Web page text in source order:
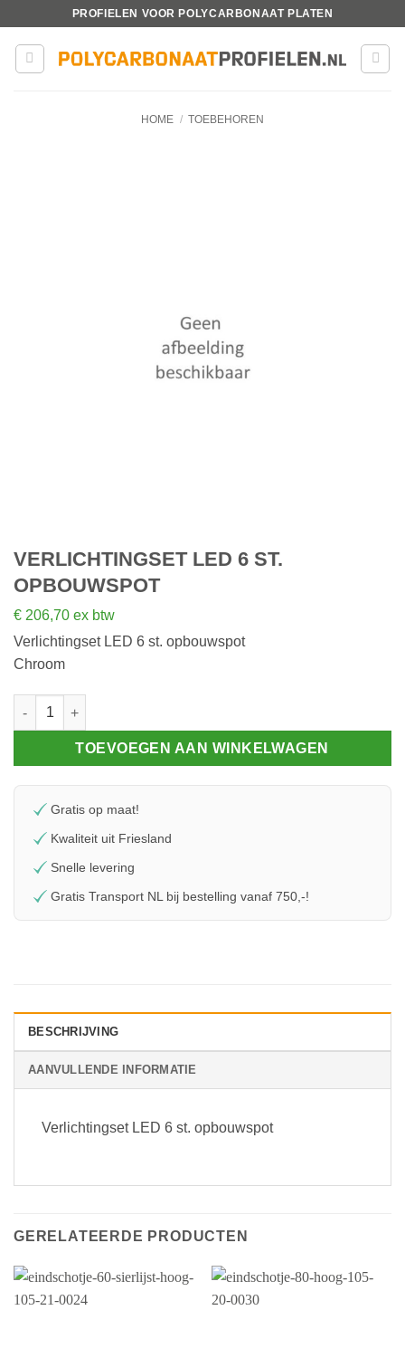
inhoud
PROFIELEN VOOR POLYCARBONAAT PLATEN
HOME / TOEBEHOREN
VERLICHTINGSET LED 6 ST.
OPBOUWSPOT
€ 206,70 ex btw
Verlichtingset LED 6 st. opbouwspot
Chroom
Verlichtingset LED 6 st. opbouwspot aantal
TOEVOEGEN AAN WINKELWAGEN
Gratis op maat!
Kwaliteit uit Friesland
Snelle levering
Gratis Transport NL bij bestelling vanaf 750,-!
BESCHRIJVING
AANVULLENDE INFORMATIE
Verlichtingset LED 6 st. opbouwspot
GERELATEERDE PRODUCTEN